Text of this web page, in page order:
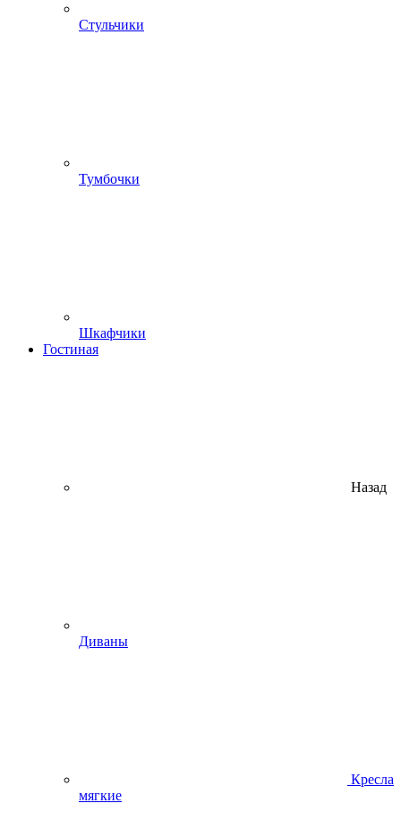
Стульчики
Тумбочки
Шкафчики
Гостиная
Назад
Диваны
Кресла
мягкие